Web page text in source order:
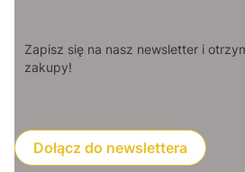
Zapisz się na nasz newsletter i
zakupy!
Dołącz do newslettera